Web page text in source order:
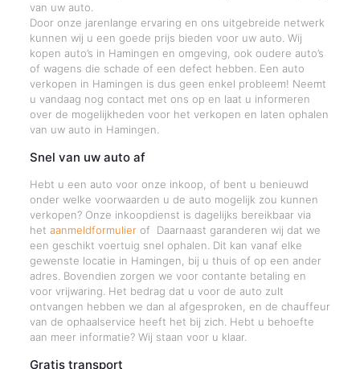
van uw auto.
Door onze jarenlange ervaring en ons uitgebreide netwerk
kunnen wij u een goede prijs bieden voor uw auto. Wij
kopen auto’s in Hamingen en omgeving, ook oudere auto’s
of wagens die schade of een defect hebben. Een auto
verkopen in Hamingen is dus geen enkel probleem! Neemt
u vandaag nog contact met ons op en laat u informeren
over de mogelijkheden voor het verkopen en laten ophalen
van uw auto in Hamingen.
Snel van uw auto af
Hebt u een auto voor onze inkoop, of bent u benieuwd
onder welke voorwaarden u de auto mogelijk zou kunnen
verkopen? Onze inkoopdienst is dagelijks bereikbaar via
het aanmeldformulierof Daarnaast garanderen wij dat we
een geschikt voertuig snel ophalen. Dit kan vanaf elke
gewenste locatie in Hamingen, bij u thuis of op een ander
adres. Bovendien zorgen we voor contante betaling en
voor vrijwaring. Het bedrag dat u voor de auto zult
ontvangen hebben we dan al afgesproken, en de chauffeur
van de ophaalservice heeft het bij zich. Hebt u behoefte
aan meer informatie? Wij staan voor u klaar.
Gratis transport